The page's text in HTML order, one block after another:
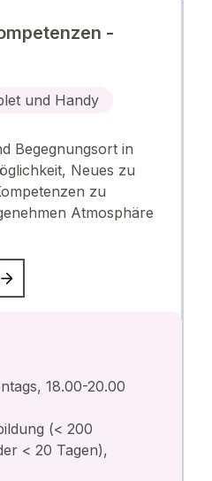
-
und Handy
Begegnungsort in
Neues zu
zu
Atmosphäre
18.00-20.00
(< 200
< 20 Tagen),